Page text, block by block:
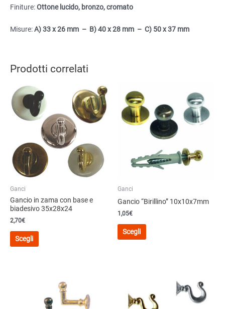
Finiture:Ottone lucido, bronzo, cromato
Misure:A) 33 x 26 mm – B) 40 x 28 mm – C) 50 x 37 mm
Prodotti correlati
Ganci
Gancio in zama con base e
biadesivo 35x28x24
2,70€
Scegli
Questo
opzioni
Ganci
Gancio “Birillino” 10x10x7mm
1,05€
Scegli
Questo
opzioni
possono